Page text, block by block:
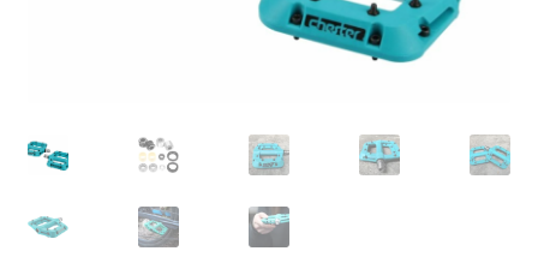
ALTE CATEGORII